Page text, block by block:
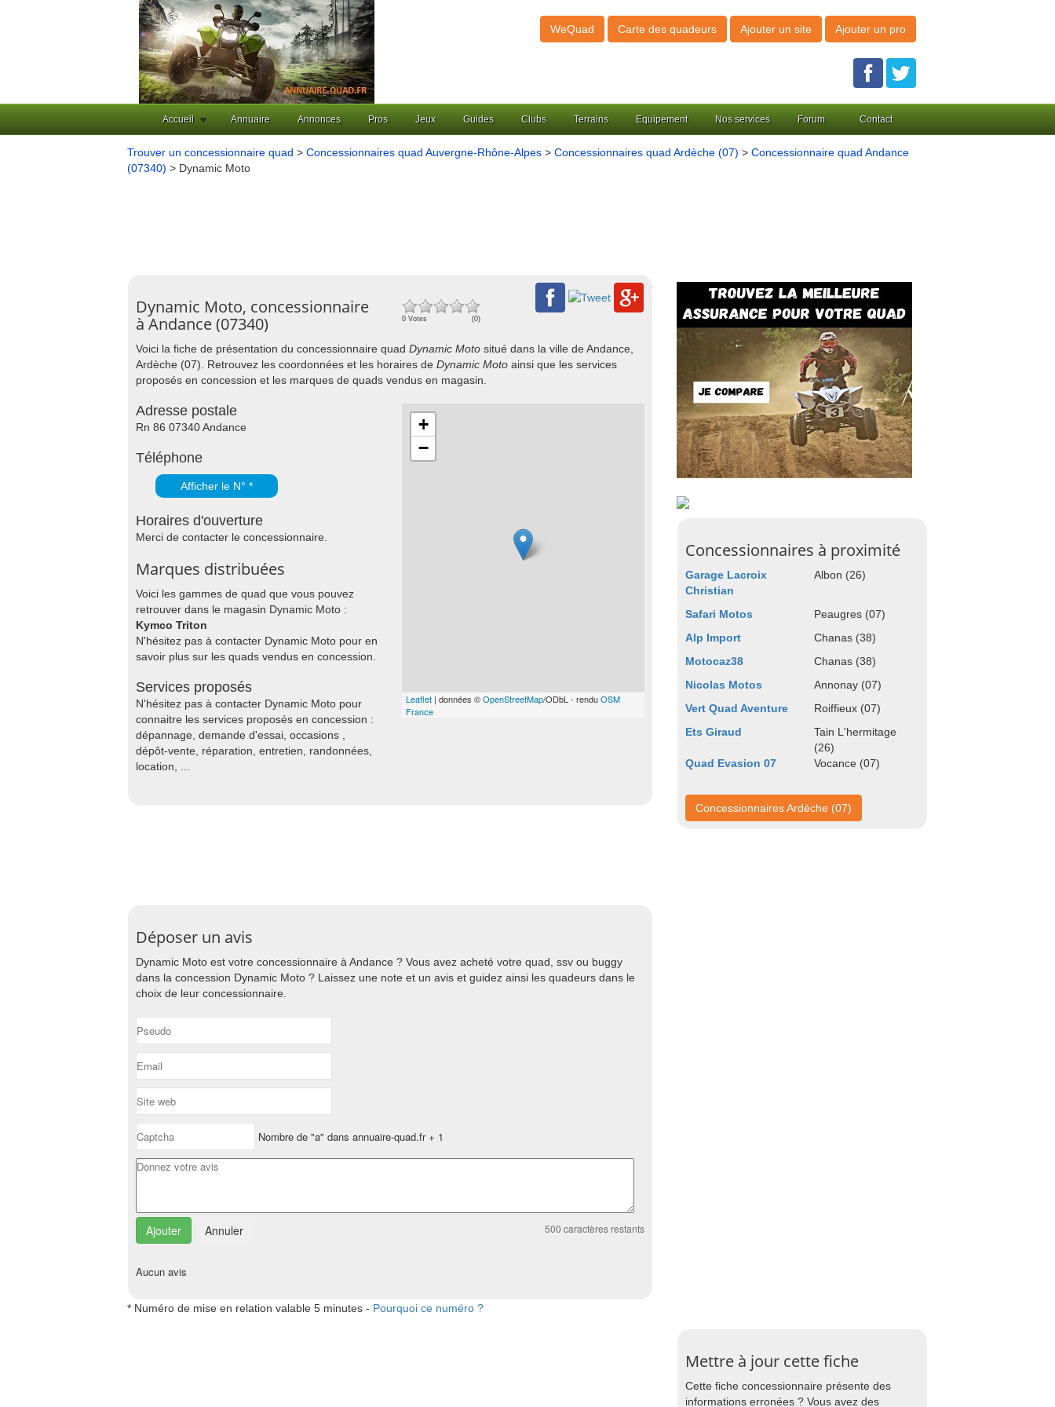
WeQuad Carte des quadeurs Ajouter un site Ajouter un pro
Accueil Annuaire Annonces Pros Jeux Guides Clubs Terrains Equipement Nos services Forum Contact
Trouver un concessionnaire quad > Concessionnaires quad Auvergne-Rhône-Alpes > Concessionnaires quad Ardèche (07) > Concessionnaire quad Andance
(07340) > Dynamic Moto
Dynamic Moto, concessionnaire
à Andance (07340)
0 Votes (0)
Voici la fiche de présentation du concessionnaire quad Dynamic Moto situé dans la ville de Andance,
Ardèche (07). Retrouvez les coordonnées et les horaires de Dynamic Moto ainsi que les services
proposés en concession et les marques de quads vendus en magasin.
Adresse postale
Rn 86 07340 Andance
Téléphone
Afficher le N° *
Horaires d'ouverture
Merci de contacter le concessionnaire.
Marques distribuées
Voici les gammes de quad que vous pouvez
retrouver dans le magasin Dynamic Moto :
Kymco Triton
N'hésitez pas à contacter Dynamic Moto pour en
savoir plus sur les quads vendus en concession.
Services proposés
N'hésitez pas à contacter Dynamic Moto pour
connaitre les services proposés en concession :
dépannage, demande d'essai, occasions ,
dépôt-vente, réparation, entretien, randonnées,
location, ...
+
−
Leaflet | données ©OpenStreetMap/ODbL - renduOSM
France
Déposer un avis
Dynamic Moto est votre concessionnaire à Andance ? Vous avez acheté votre quad, ssv ou buggy
dans la concession Dynamic Moto ? Laissez une note et un avis et guidez ainsi les quadeurs dans le
choix de leur concessionnaire.
Nombre de "a" dans annuaire-quad.fr + 1
Annuler 500 caractères restants
Aucun avis
* Numéro de mise en relation valable 5 minutes - Pourquoi ce numéro ?
Concessionnaires à proximité
Garage Lacroix
Christian
Albon (26)
Safari Motos
Peaugres (07)
Alp Import
Chanas (38)
Motocaz38
Chanas (38)
Nicolas Motos
Annonay (07)
Vert Quad Aventure
Roiffieux (07)
Ets Giraud
Tain L'hermitage
(26)
Quad Evasion 07
Vocance (07)
Concessionnaires Ardèche (07)
Mettre à jour cette fiche
Cette fiche concessionnaire présente des
informations erronées ? Vous avez des